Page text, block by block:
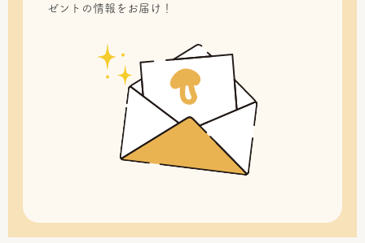
ゼントの情報をお届け！